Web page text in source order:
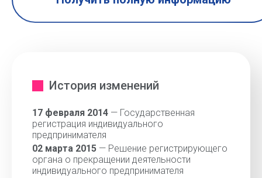
История изменений
17 февраля 2014 — Государственная
регистрация индивидуального
предпринимателя
02 марта 2015 — Решение регистрирующего
органа о прекращении деятельности
индивидуального предпринимателя